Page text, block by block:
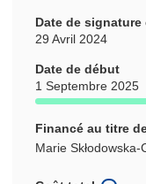
Date de signature
29 Avril 2024
Date de début
1 Septembre 2025
Financé au titre
Marie